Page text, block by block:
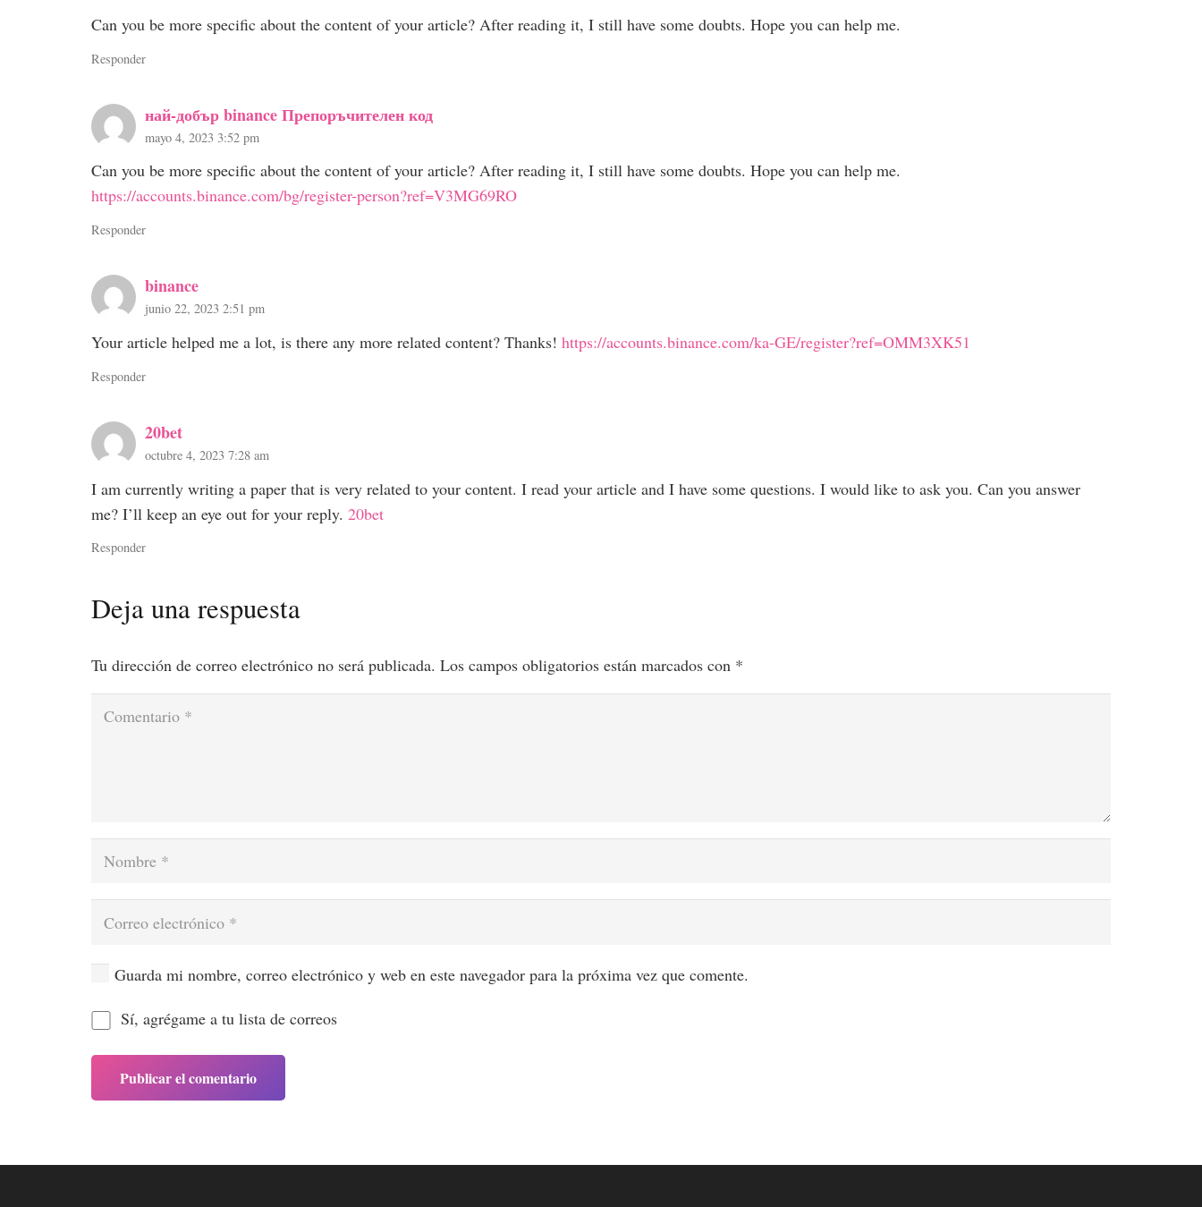
Can you be more specific about the content of your article? After reading it, I still have some doubts. Hope you can help me.
Responder
най-добър binance Препоръчителен код
mayo 4, 2023 3:52 pm
Can you be more specific about the content of your article? After reading it, I still have some doubts. Hope you can help me.
https://accounts.binance.com/bg/register-person?ref=V3MG69RO
Responder
binance
junio 22, 2023 2:51 pm
Your article helped me a lot, is there any more related content? Thanks! https://accounts.binance.com/ka-GE/register?ref=OMM3XK51
Responder
20bet
octubre 4, 2023 7:28 am
I am currently writing a paper that is very related to your content. I read your article and I have some questions. I would like to ask you. Can you answer
me? I’ll keep an eye out for your reply. 20bet
Responder
Deja una respuesta
Tu dirección de correo electrónico no será publicada. Los campos obligatorios están marcados con *
Guarda mi nombre, correo electrónico y web en este navegador para la próxima vez que comente.
Sí, agrégame a tu lista de correos
Publicar el comentario